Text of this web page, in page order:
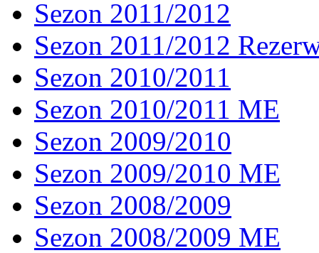
Sezon 2011/2012
Sezon 2011/2012
Sezon 2010/2011
Sezon 2010/2011 ME
Sezon 2009/2010
Sezon 2009/2010 ME
Sezon 2008/2009
Sezon 2008/2009 ME